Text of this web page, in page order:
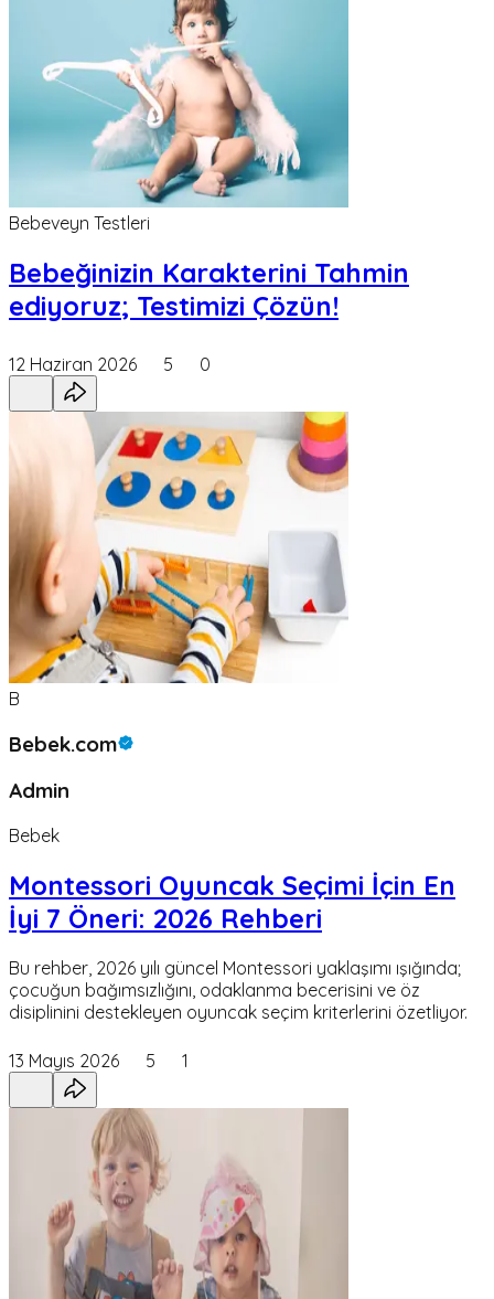
Bebeveyn Testleri
Bebeğinizin Karakterini Tahmin
ediyoruz; Testimizi Çözün!
12 Haziran 2026 5 0
B
Bebek.com
Admin
Bebek
Montessori Oyuncak Seçimi İçin En
İyi 7 Öneri: 2026 Rehberi
Bu rehber, 2026 yılı güncel Montessori yaklaşımı ışığında;
çocuğun bağımsızlığını, odaklanma becerisini ve öz
disiplinini destekleyen oyuncak seçim kriterlerini özetliyor.
13 Mayıs 2026 5 1